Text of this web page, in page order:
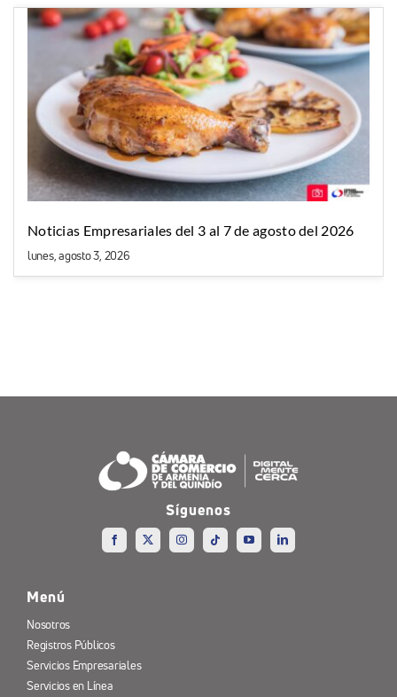
Noticias Empresariales del 3 al 7 de agosto del 2026
lunes, agosto 3, 2026
Síguenos
Menú
Nosotros
Registros Públicos
Servicios Empresariales
Servicios en Línea